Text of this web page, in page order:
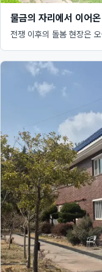
물금의 자리에서 이어
전쟁 이후의 돌봄 현장은